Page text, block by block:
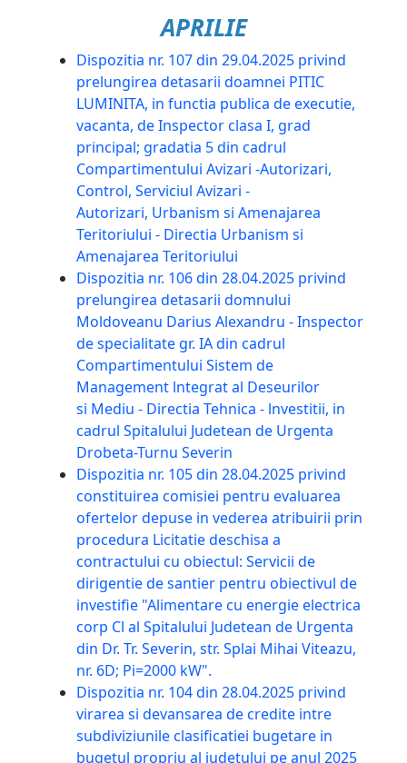
APRILIE
Dispozitia nr. 107 din 29.04.2025 privind
prelungirea detasarii doamnei PITIC
LUMINITA, in functia publica de executie,
vacanta, de Inspector clasa I, grad
principal; gradatia 5 din cadrul
Compartimentului Avizari -Autorizari,
Control, Serviciul Avizari -
Autorizari, Urbanism si Amenajarea
Teritoriului - Directia Urbanism si
Amenajarea Teritoriului
Dispozitia nr. 106 din 28.04.2025 privind
prelungirea detasarii domnului
Moldoveanu Darius Alexandru - Inspector
de specialitate gr. IA din cadrul
Compartimentului Sistem de
Management lntegrat al Deseurilor
si Mediu - Directia Tehnica - lnvestitii, in
cadrul Spitalului Judetean de Urgenta
Drobeta-Turnu Severin
Dispozitia nr. 105 din 28.04.2025 privind
constituirea comisiei pentru evaluarea
ofertelor depuse in vederea atribuirii prin
procedura Licitatie deschisa a
contractului cu obiectul: Servicii de
dirigentie de santier pentru obiectivul de
investifie "Alimentare cu energie electrica
corp Cl al Spitalului Judetean de Urgenta
din Dr. Tr. Severin, str. Splai Mihai Viteazu,
nr. 6D; Pi=2000 kW".
Dispozitia nr. 104 din 28.04.2025 privind
virarea si devansarea de credite intre
subdiviziunile clasificatiei bugetare in
bugetul propriu al judetului pe anul 2025